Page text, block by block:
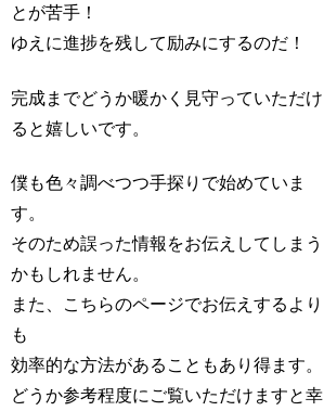
とが苦手！
ゆえに進捗を残して励みにするのだ！
完成までどうか暖かく見守っていただけ
ると嬉しいです。
僕も色々調べつつ手探りで始めていま
す。
そのため誤った情報をお伝えしてしまう
かもしれません。
また、こちらのページでお伝えするより
も
効率的な方法があることもあり得ます。
どうか参考程度にご覧いただけますと幸